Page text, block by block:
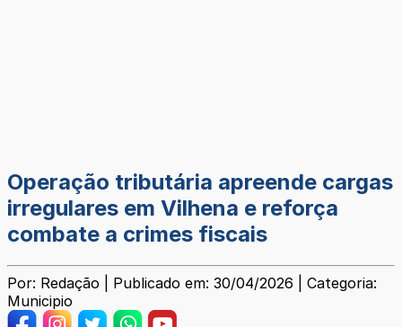
Operação tributária apreende cargas
irregulares em Vilhena e reforça
combate a crimes fiscais
Por: Redação | Publicado em: 30/04/2026 | Categoria:
Municipio